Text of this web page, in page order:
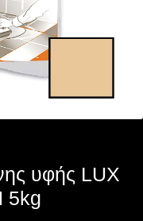
υφής LUX
5kg